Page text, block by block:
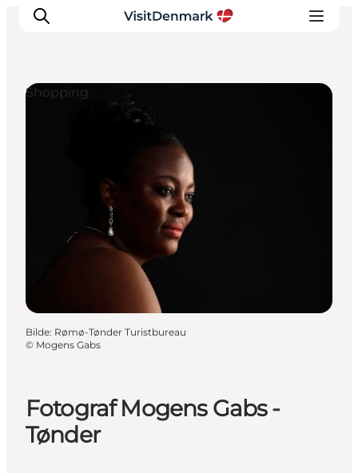
Aktiviteter
Overnatting
Planlegg reisen
Fotograf Mogens Gabs -
Tønder
Shopping
Bilde: Rømø-Tønder Turistbureau
© Mogens Gabs